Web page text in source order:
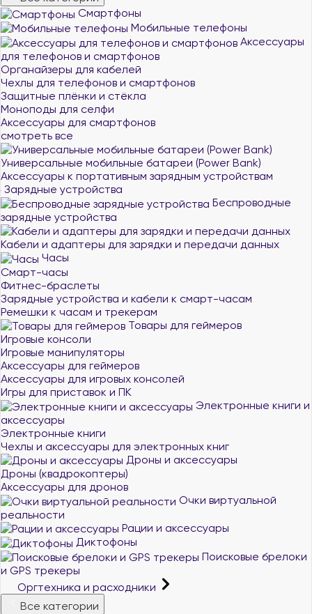
Смартфоны
Мобильные телефоны
Аксессуары
для телефонов и смартфонов
Органайзеры для кабелей
Чехлы для телефонов и смартфонов
Защитные плёнки и стёкла
Моноподы для селфи
Аксессуары для смартфонов
смотреть все
Универсальные мобильные батареи (Power Bank)
Аксессуары к портативным зарядным устройствам
Зарядные устройства
Беспроводные
зарядные устройства
Кабели и адаптеры для зарядки и передачи данных
Часы
Смарт-часы
Фитнес-браслеты
Зарядные устройства и кабели к смарт-часам
Ремешки к часам и трекерам
Товары для геймеров
Игровые консоли
Игровые манипуляторы
Аксессуары для геймеров
Аксессуары для игровых консолей
Игры для приставок и ПК
Электронные книги и
аксессуары
Электронные книги
Чехлы и аксессуары для электронных книг
Дроны и аксессуары
Дроны (квадрокоптеры)
Аксессуары для дронов
Очки виртуальной
реальности
Рации и аксессуары
Диктофоны
Поисковые брелоки
и GPS трекеры
Оргтехника и расходники
Все категории